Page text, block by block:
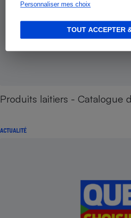
Personnaliser mes choix
TOUT ACCEPTER
Produits laitiers - Catalogue
ACTUALITÉ